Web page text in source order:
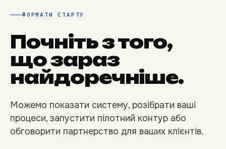
ФОРМАТИ СТАРТУ
Почніть з того,
що зараз
найдоречніше.
Можемо показати систему, розібрати ваші
процеси, запустити пілотний контур або
обговорити партнерство для ваших клієнтів.